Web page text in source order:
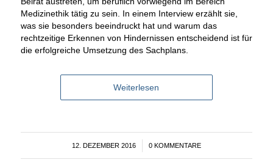
Medizinethik tätig zu sein. In einem Interview erzählt sie,
was sie besonders beeindruckt hat und warum das
rechtzeitige Erkennen von Hindernissen entscheidend ist für
die erfolgreiche Umsetzung des Sachplans.
Weiterlesen
12. DEZEMBER 2016
/ 0 KOMMENTARE